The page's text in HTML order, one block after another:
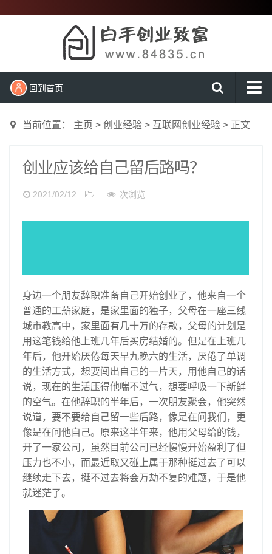
回到首页
创业项目
企业经营管理
查看更多
创业投融资知识
上市知识
创业观察
海外之窗
关于我们
当前位置： 主页 >创业经验 > 互联网创业经验 > 正文
创业应该给自己留后路吗？
2021/02/12 次浏览
身边一个朋友辞职准备自己开始创业了，他来自一个
普通的工薪家庭，是家里面的独子，父母在一座三线
城市教高中，家里面有几十万的存款，父母的计划是
用这笔钱给他上班几年后买房结婚的。但是在上班几
年后，他开始厌倦每天早九晚六的生活，厌倦了单调
的生活方式，想要闯出自己的一片天，用他自己的话
说，现在的生活压得他喘不过气，想要呼吸一下新鲜
的空气。在他辞职的半年后，一次朋友聚会，他突然
说道，要不要给自己留一些后路，像是在问我们，更
像是在问他自己。原来这半年来，他用父母给的钱，
开了一家公司，虽然目前公司已经慢慢开始盈利了但
压力也不小，而最近取又碰上属于那种挺过去了可以
继续走下去，挺不过去将会万劫不复的难题，于是他
就迷茫了。